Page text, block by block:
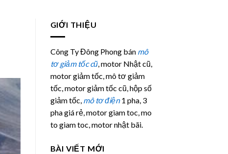
GIỚI THIỆU
Công Ty Đông Phong bán mô
tơ giảm tốc cũ, motor Nhật cũ,
motor giảm tốc, mô tơ giảm
tốc, motor giảm tốc cũ, hộp số
giảm tốc, mô tơ điện1 pha, 3
pha giá rẻ, motor giam toc, mo
to giam toc, motor nhật bãi.
BÀI VIẾT MỚI